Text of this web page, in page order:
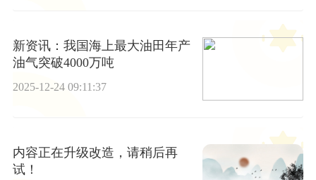
新资讯：我国海上最大油田年产
油气突破4000万吨
2025-12-24 09:11:37
内容正在升级改造，请稍后再
试！